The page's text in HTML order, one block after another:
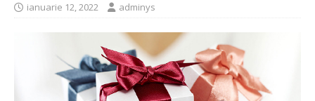
ianuarie 12, 2022 adminys